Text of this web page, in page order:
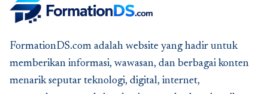
FormationDS.com adalah website yang hadir untuk
memberikan informasi, wawasan, dan berbagai konten
menarik seputar teknologi, digital, internet,